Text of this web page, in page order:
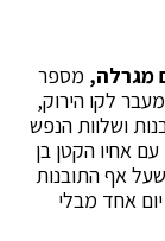
מספר
לקו הירוק,
ושלוות הנפש
אחיו הקטן בן
אף התובנות
אחד מבלי